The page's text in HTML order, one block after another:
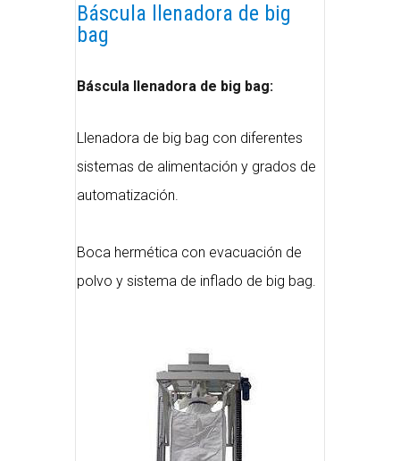
Báscula llenadora de big
bag
Báscula llenadora de big bag:
Llenadora de big bag con diferentes
sistemas de alimentación y grados de
automatización.
Boca hermética con evacuación de
polvo y sistema de inflado de big bag.